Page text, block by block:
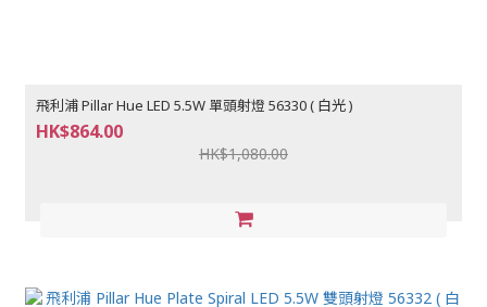
飛利浦 Pillar Hue LED 5.5W 單頭射燈 56330 ( 白光 )
HK$864.00
HK$1,080.00